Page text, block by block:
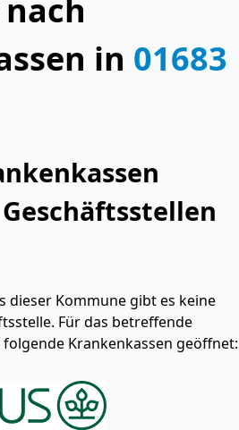
in 01683
dieser Kommune gibt es keine
Für das betreffende
Krankenkassen geöffnet: